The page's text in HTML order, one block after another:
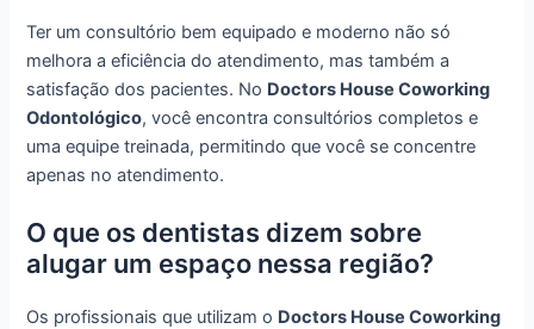
Ter um consultório bem equipado e moderno não só
melhora a eficiência do atendimento, mas também a
satisfação dos pacientes. No Doctors House Coworking
Odontológico, você encontra consultórios completos e
uma equipe treinada, permitindo que você se concentre
apenas no atendimento.
O que os dentistas dizem sobre
alugar um espaço nessa região?
Os profissionais que utilizam o Doctors House Coworking